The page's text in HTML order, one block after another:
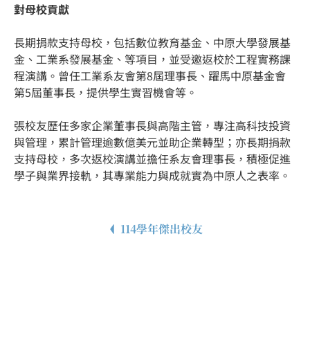
對母校貢獻
長期捐款支持母校，包括數位教育基金、中原大學發展基
金、工業系發展基金、等項目，並受邀返校於工程實務課
程演講。曾任工業系友會第8屆理事長、躍馬中原基金會
第5屆董事長，提供學生實習機會等。
張校友歷任多家企業董事長與高階主管，專注高科技投資
與管理，累計管理逾數億美元並助企業轉型；亦長期捐款
支持母校，多次返校演講並擔任系友會理事長，積極促進
學子與業界接軌，其專業能力與成就實為中原人之表率。
114學年傑出校友